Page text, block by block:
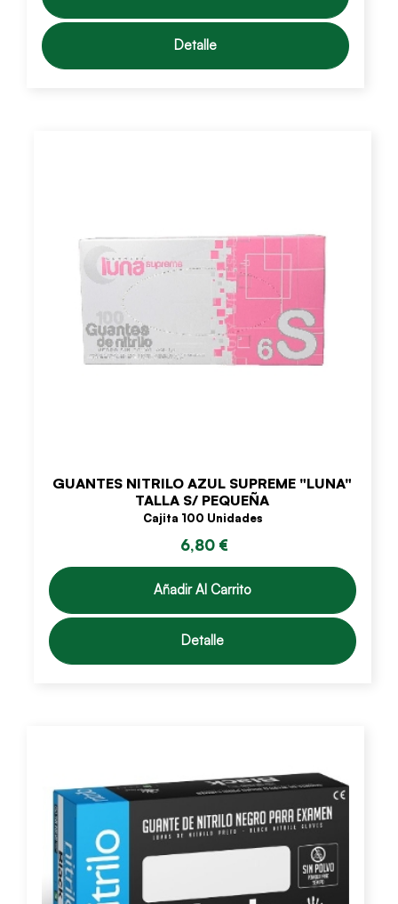
Detalle
GUANTES NITRILO AZUL SUPREME "LUNA"
TALLA S/ PEQUEÑA
Cajita 100 Unidades
6,80 €
Añadir Al Carrito
Detalle